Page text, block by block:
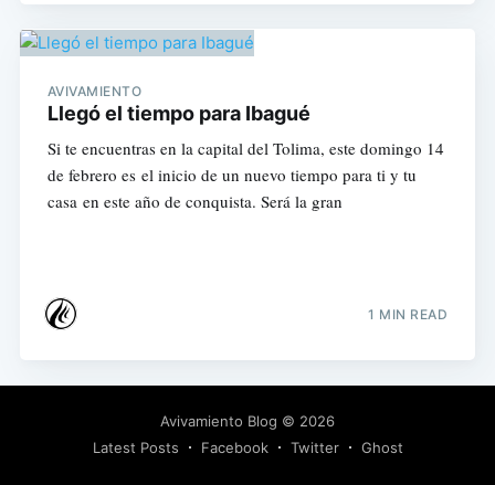
AVIVAMIENTO
Llegó el tiempo para Ibagué
Si te encuentras en la capital del Tolima, este domingo 14
de febrero es el inicio de un nuevo tiempo para ti y tu
casa en este año de conquista. Será la gran
1 MIN READ
Avivamiento Blog © 2026
Latest Posts
Facebook Twitter Ghost